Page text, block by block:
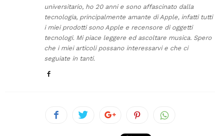
universitario, ho 20 anni e sono affascinato dalla
tecnologia, principalmente amante di Apple, infatti tutti
i miei prodotti sono Apple e recensore di oggetti
tecnologi. Mi piace leggere ed ascoltare musica. Spero
che i miei articoli possano interessarvi e che ci
seguiate in tanti.